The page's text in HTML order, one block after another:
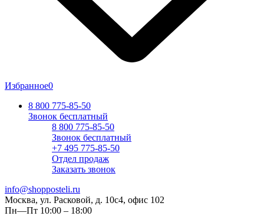
Избранное0
8 800 775-85-50
Звонок бесплатный
8 800 775-85-50
Звонок бесплатный
+7 495 775-85-50
Отдел продаж
Заказать звонок
info@shopposteli.ru
Москва, ул. Расковой, д. 10с4, офис 102
Пн—Пт 10:00 – 18:00